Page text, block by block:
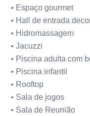
• Espaço gourmet
• Hall de entrada
• Hidromassagem
• Jacuzzi
• Piscina adulta com
• Piscina infantil
• Rooftop
• Sala de jogos
• Sala de Reunião